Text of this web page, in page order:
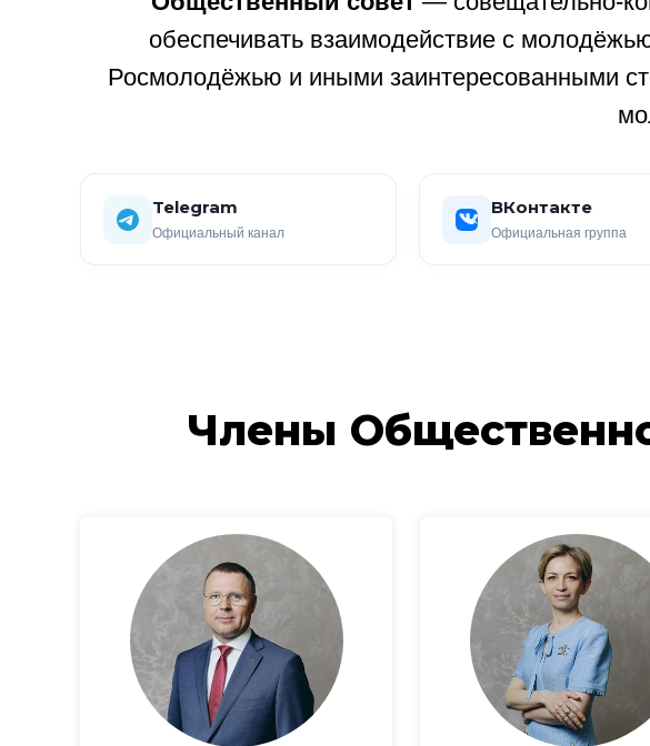
обеспечивать взаимодействие с
Росмолодёжью и иными заинтересованными
Telegram
Официальный канал
ВКонтакте
Официальная группа
Члены